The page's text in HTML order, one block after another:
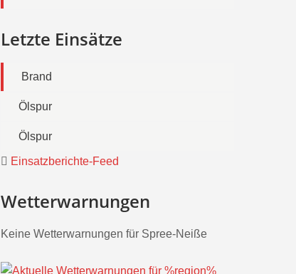
Letzte Einsätze
Brand
Ölspur
Ölspur
Einsatzberichte-Feed
Wetterwarnungen
Keine Wetterwarnungen für Spree-Neiße